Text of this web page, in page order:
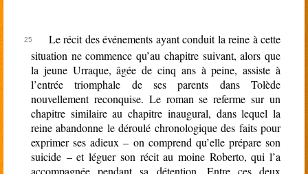
Le récit des événements ayant conduit la reine à cette
situation ne commence qu’au chapitre suivant, alors que
la jeune Urraque, âgée de cinq ans à peine, assiste à
l’entrée triomphale de ses parents dans Tolède
nouvellement reconquise. Le roman se referme sur un
chapitre similaire au chapitre inaugural, dans lequel la
reine abandonne le déroulé chronologique des faits pour
exprimer ses adieux – on comprend qu’elle prépare son
suicide – et léguer son récit au moine Roberto, qui l’a
accompagnée pendant sa détention. Entre ces deux